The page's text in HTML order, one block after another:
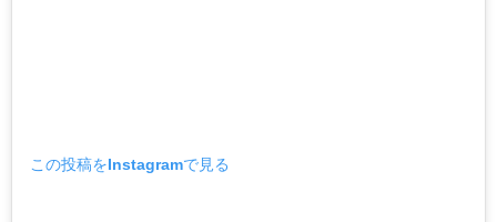
この投稿をInstagramで見る